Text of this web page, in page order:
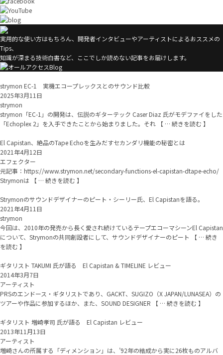
実用的な使い方はもちろん、開発者インタビューやアーティストによるおススメの
Tips、
知識が深まる技術白書など、ここでしか読めない記事をお届けします。
strymon EC-1 実機エコープレックスとのサウンド比較
2025年3月11日
strymon
strymon「EC-1」の開発は、伝説のギターテック Caser Diaz 氏がモデファイをした
「Echoplex 2」を入手できたことから始まりました。それ 【 … 続きを読む 】
El Capistan、絶品のTape Echoを生みだすセカンダリ機能の秘密とは
2021年4月12日
エフェクター
元記事：https://www.strymon.net/secondary-functions-el-capistan-dtape-echo/
Strymonは 【 … 続きを読む 】
Strymonのサウンドデザイナーのピート・シーリー氏、El Capistanを語る。
2021年4月11日
strymon
今回は、2010年の発売から長く愛され続けているテープエコーマシーンEl Capistan
について、Strymonの共同創設者にして、サウンドデザイナーのピート 【 … 続き
を読む 】
ギタリスト TAKUMI 氏が語る El Capistan & TIMELINE レビュー
2014年3月7日
アーティスト
PRSのエンドース・ギタリストであり、GACKT、SUGIZO（X JAPAN/LUNASEA）の
ツアーや作品に参加するほか、また、SOUND DESIGNER 【 … 続きを読む 】
ギタリスト 増崎孝司 氏が語る El Capistan レビュー
2013年11月13日
アーティスト
増崎さんの所属する「ディメンション」は、’92年の結成から実に26枚ものアルバ